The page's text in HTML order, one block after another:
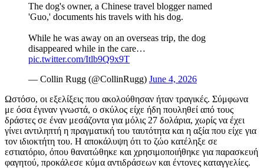
The dog's owner, a Chinese travel blogger named
'Guo,' documents his travels with his dog.
While he was away on an overseas trip, the dog
disappeared while in the care…
pic.twitter.com/Itlb9Q9x9T
— Collin Rugg (@CollinRugg) June 4, 2026
Ωστόσο, οι εξελίξεις που ακολούθησαν ήταν τραγικές. Σύμφωνα
με όσα έγιναν γνωστά, ο σκύλος είχε ήδη πουληθεί από τους
δράστες σε έναν μεσάζοντα για μόλις 27 δολάρια, χωρίς να έχει
γίνει αντιληπτή η πραγματική του ταυτότητα και η αξία που είχε για
τον ιδιοκτήτη του. Η αποκάλυψη ότι το ζώο κατέληξε σε
εστιατόριο, όπου θανατώθηκε και χρησιμοποιήθηκε για παρασκευή
φαγητού, προκάλεσε κύμα αντιδράσεων και έντονες καταγγελίες.